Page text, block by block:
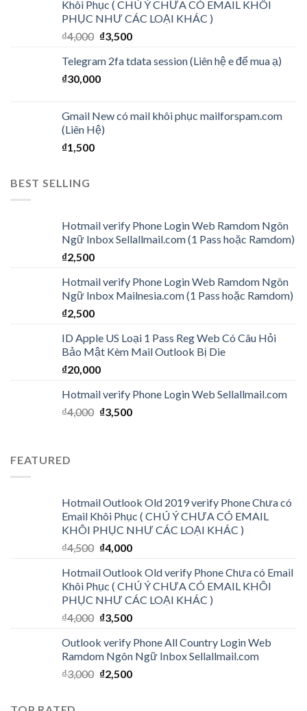
Khôi Phục ( CHÚ Ý CHƯA CÓ EMAIL KHÔI
PHỤC NHƯ CÁC LOẠI KHÁC )
₫4,000 ₫3,500
Telegram 2fa tdata session (Liên hệ e để mua ạ)
₫30,000
Gmail New có mail khôi phục mailforspam.com
(Liên Hệ)
₫1,500
BEST SELLING
Hotmail verify Phone Login Web Ramdom Ngôn
Ngữ Inbox Sellallmail.com (1 Pass hoặc Ramdom)
₫2,500
Hotmail verify Phone Login Web Ramdom Ngôn
Ngữ Inbox Mailnesia.com (1 Pass hoặc Ramdom)
₫2,500
ID Apple US Loại 1 Pass Reg Web Có Câu Hỏi
Bảo Mật Kèm Mail Outlook Bị Die
₫20,000
Hotmail verify Phone Login Web Sellallmail.com
₫4,000 ₫3,500
FEATURED
Hotmail Outlook Old 2019 verify Phone Chưa có
Email Khôi Phục ( CHÚ Ý CHƯA CÓ EMAIL
KHÔI PHỤC NHƯ CÁC LOẠI KHÁC )
₫4,500 ₫4,000
Hotmail Outlook Old verify Phone Chưa có Email
Khôi Phục ( CHÚ Ý CHƯA CÓ EMAIL KHÔI
PHỤC NHƯ CÁC LOẠI KHÁC )
₫4,000 ₫3,500
Outlook verify Phone All Country Login Web
Ramdom Ngôn Ngữ Inbox Sellallmail.com
₫3,000 ₫2,500